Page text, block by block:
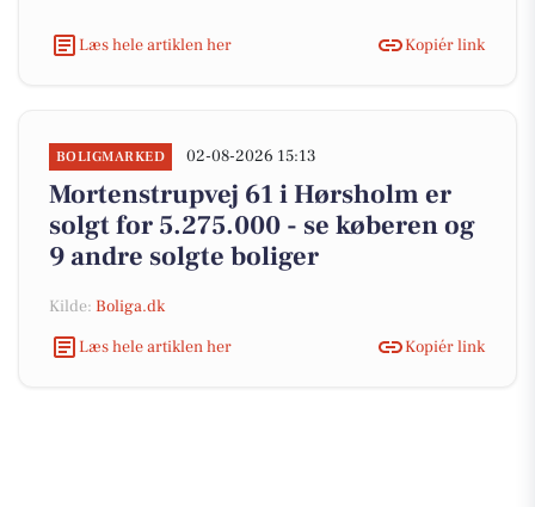
Læs hele artiklen her Kopiér link
BOLIGMARKED 02-08-2026 15:13
Mortenstrupvej 61 i Hørsholm er
solgt for 5.275.000 - se køberen og
9 andre solgte boliger
Kilde: Boliga.dk
Læs hele artiklen her
Kopiér link